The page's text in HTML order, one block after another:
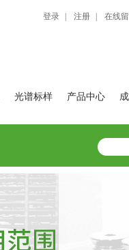
登录 注册 在线
光谱标样 产品中心